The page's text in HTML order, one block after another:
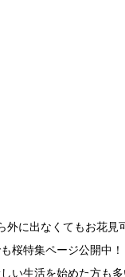
外に出なくてもお花
桜特集ページ公開中
い生活を始めた方も